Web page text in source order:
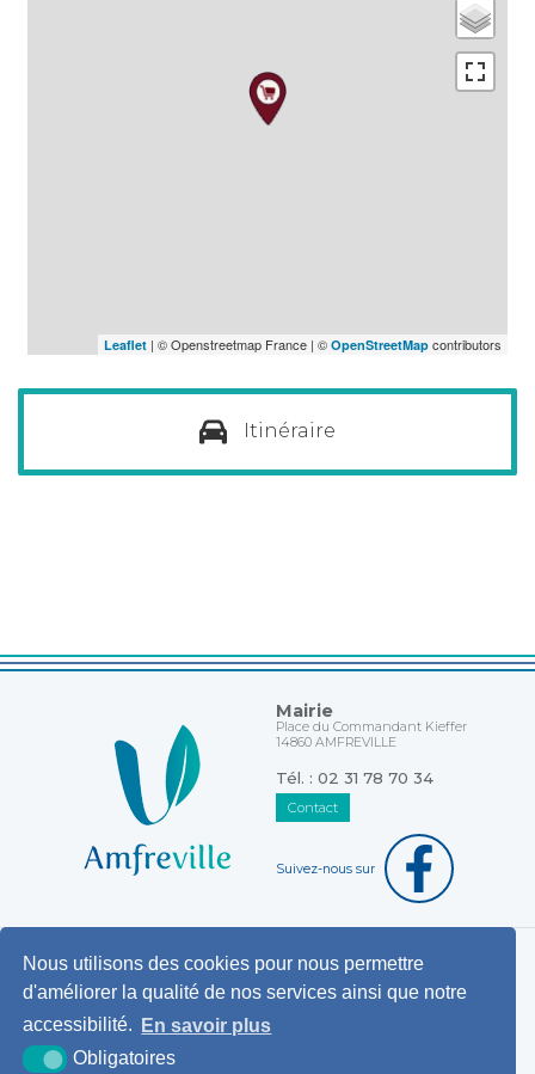
Nous utilisons des cookies pour nous permettre
d'améliorer la qualité de nos services ainsi que notre
accessibilité.
En savoir plus
Obligatoires
Leaflet | © Openstreetmap France | © OpenStreetMap contributors
Itinéraire
Mairie
Place du Commandant Kieffer
14860 AMFREVILLE
Tél. : 02 31 78 70 34
Contact
Suivez-nous sur
Horaires d'ouverture au public
Pemanences des élus
Démarches administratives
Agence postale communale